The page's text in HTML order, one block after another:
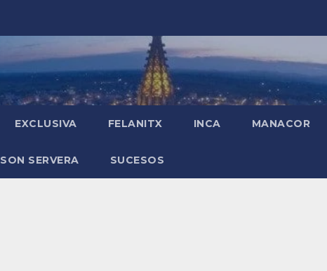
EXCLUSIVA FELANITX INCA MANACOR
SON SERVERA SUCESOS